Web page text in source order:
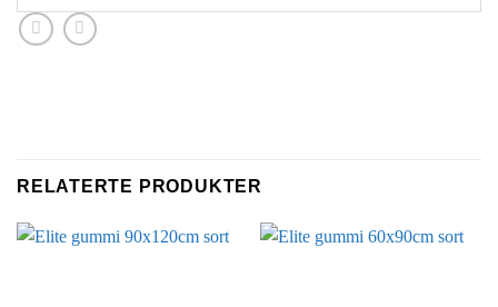
RELATERTE PRODUKTER